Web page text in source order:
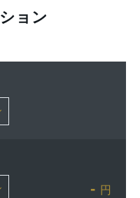
ョン
- 円